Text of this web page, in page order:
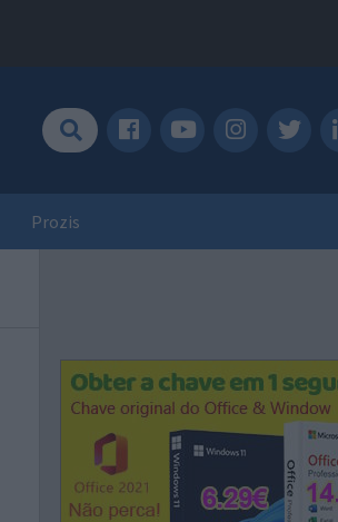
Prozis